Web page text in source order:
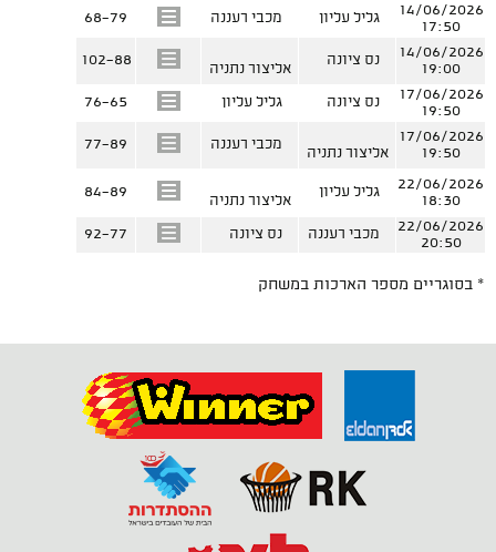
14/06/2026
17:50
גליל עליון מכבי רעננה 68-79
14/06/2026
19:00
נס ציונה
אליצור נתניה
102-88
17/06/2026
19:50
נס ציונה גליל עליון 76-65
17/06/2026
19:50
אליצור נתניה
מכבי רעננה 77-89
22/06/2026
18:30
גליל עליון
אליצור נתניה
84-89
22/06/2026
20:50
מכבי רעננה נס ציונה 92-77
* בסוגריים מספר הארכות במשחק